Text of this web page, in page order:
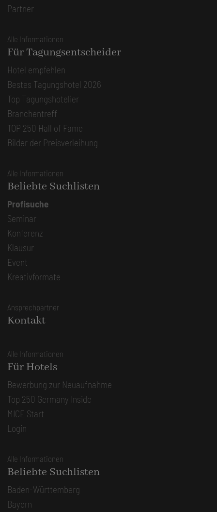
Partner
Alle Informationen
Für Tagungsentscheider
Hotel empfehlen
Bestes Tagungshotel 2026
Top Tagungshotelier
Branchentreff
TOP 250 Hall of Fame
Bilder der Preisverleihung
Alle Informationen
Beliebte Suchlisten
Profisuche
Seminar
Konferenz
Klausur
Event
Kreativformate
Ansprechpartner
Kontakt
Alle Informationen
Für Hotels
Bewerbung zur Neuaufnahme
Top 250 Germany Inside
MICE Start
Login
Alle Informationen
Beliebte Suchlisten
Baden-Württemberg
Bayern